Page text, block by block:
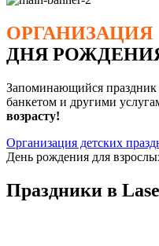
ОРГАНИЗАЦИЯ
ДНЯ
Запоминающийся праздник
банкетом и другими
возрасту!
Организация детских
День рождения для
Праздники в